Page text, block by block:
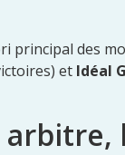
principal des
et Idéal